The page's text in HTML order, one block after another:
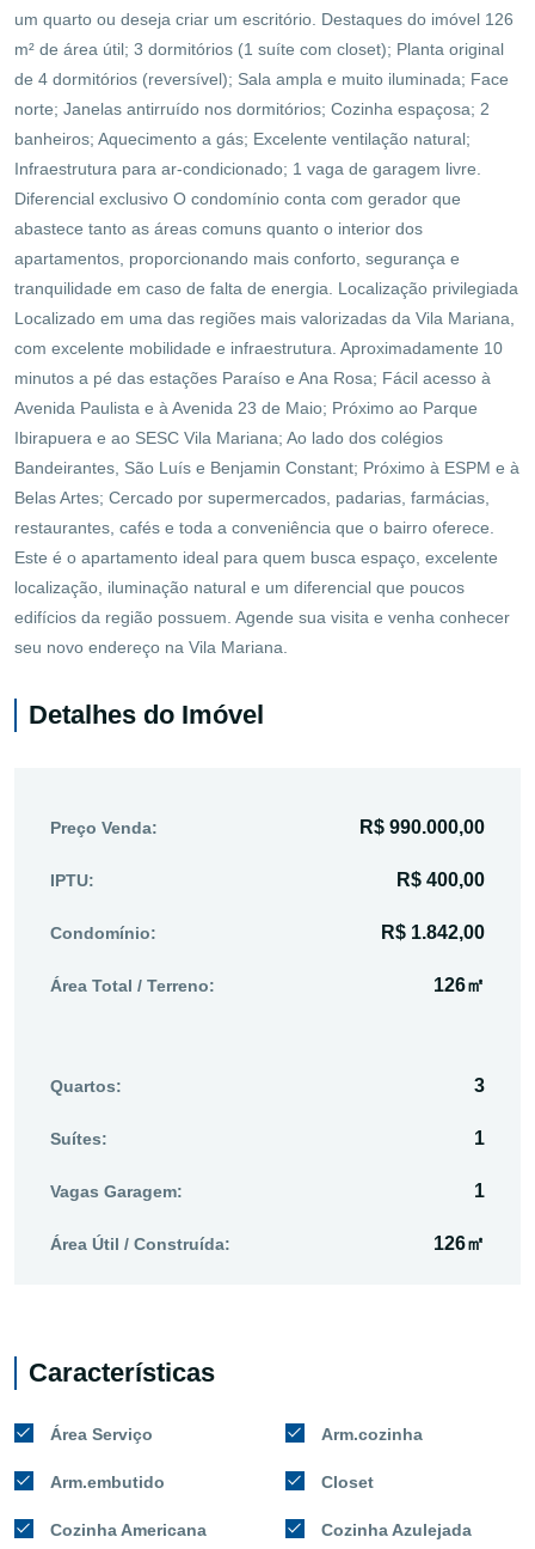
um quarto ou deseja criar um escritório. Destaques do imóvel 126
m² de área útil; 3 dormitórios (1 suíte com closet); Planta original
de 4 dormitórios (reversível); Sala ampla e muito iluminada; Face
norte; Janelas antirruído nos dormitórios; Cozinha espaçosa; 2
banheiros; Aquecimento a gás; Excelente ventilação natural;
Infraestrutura para ar-condicionado; 1 vaga de garagem livre.
Diferencial exclusivo O condomínio conta com gerador que
abastece tanto as áreas comuns quanto o interior dos
apartamentos, proporcionando mais conforto, segurança e
tranquilidade em caso de falta de energia. Localização privilegiada
Localizado em uma das regiões mais valorizadas da Vila Mariana,
com excelente mobilidade e infraestrutura. Aproximadamente 10
minutos a pé das estações Paraíso e Ana Rosa; Fácil acesso à
Avenida Paulista e à Avenida 23 de Maio; Próximo ao Parque
Ibirapuera e ao SESC Vila Mariana; Ao lado dos colégios
Bandeirantes, São Luís e Benjamin Constant; Próximo à ESPM e à
Belas Artes; Cercado por supermercados, padarias, farmácias,
restaurantes, cafés e toda a conveniência que o bairro oferece.
Este é o apartamento ideal para quem busca espaço, excelente
localização, iluminação natural e um diferencial que poucos
edifícios da região possuem. Agende sua visita e venha conhecer
seu novo endereço na Vila Mariana.
Detalhes do Imóvel
Preço Venda: R$ 990.000,00
IPTU: R$ 400,00
Condomínio: R$ 1.842,00
Área Total / Terreno: 126㎡
Quartos: 3
Suítes: 1
Vagas Garagem: 1
Área Útil / Construída: 126㎡
Características
Área Serviço Arm.cozinha
Arm.embutido Closet
Cozinha Americana Cozinha Azulejada